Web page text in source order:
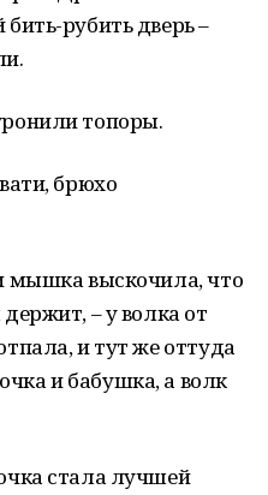
рубить дверь –
топоры.
брюхо
мышка выскочила, что
– у волка от
и тут же оттуда
и бабушка, а волк
стала лучшей